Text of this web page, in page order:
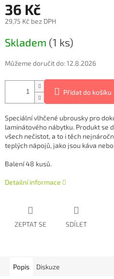
36 Kč
29,75 Kč bez DPH
cena:
Skladem (1 ks)
Můžeme doručit do:12.8.2026
Přidat do košíku
Speciální vlhčené ubrousky pro
laminátového nábytku. Produkt se
všech nečistot, a to i těch
teplých nápojů, jako jsou káva
Balení 48 kusů.
Detailní informace
ZEPTAT SE SDÍLET
Popis Diskuze